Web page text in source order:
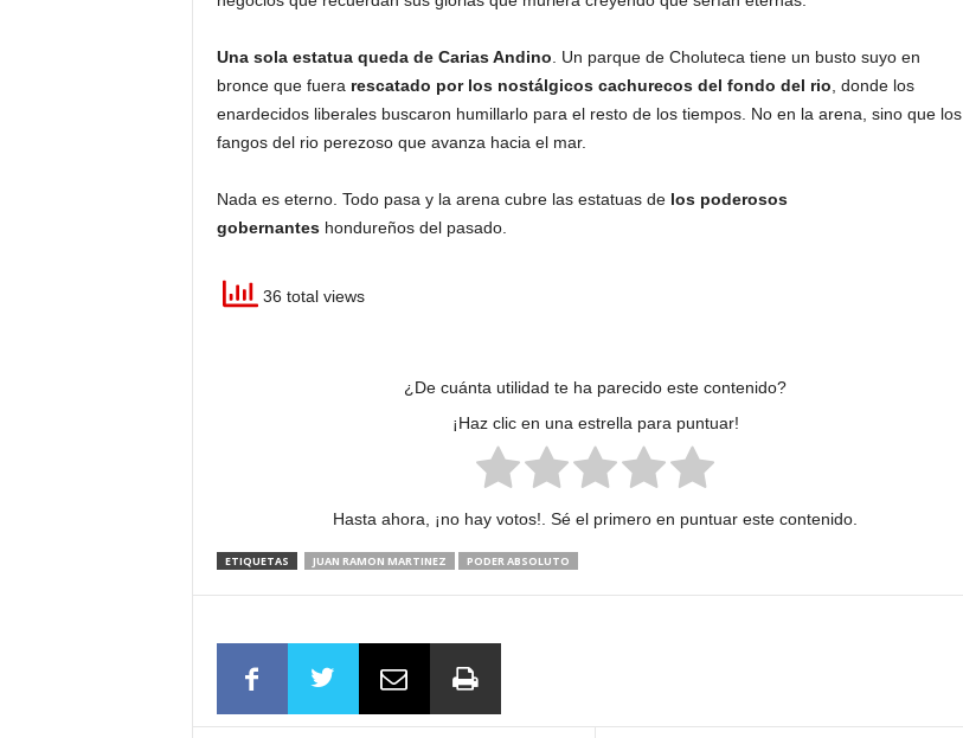
Una sola estatua queda de Carias Andino . Un parque de Choluteca tiene un busto suyo en
bronce que fuera rescatado por los nostálgicos cachurecos del fondo del rio , donde los
enardecidos liberales buscaron humillarlo para el resto de los tiempos. No en la arena, sino que los
fangos del rio perezoso que avanza hacia el mar.
Nada es eterno. Todo pasa y la arena cubre las estatuas de los poderosos
gobernanteshondureños del pasado.
36 total views
¿De cuánta utilidad te ha parecido este contenido?
¡Haz clic en una estrella para puntuar!
Hasta ahora, ¡no hay votos!. Sé el primero en puntuar este contenido.
ETIQUETAS JUAN RAMON MARTINEZ PODER ABSOLUTO